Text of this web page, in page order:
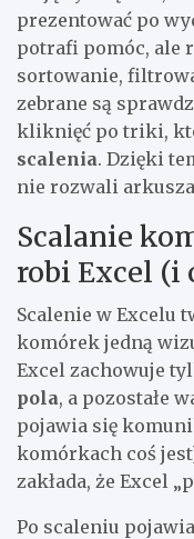
prezentować po
potrafi pomóc, ale
sortowanie,
zebrane są
kliknięć po triki,
scalenia. Dzięki
nie rozwali
Scalanie
robi Excel (i
Scalenie w Excelu
komórek jedną
Excel zachowuje
pola, a pozostałe
pojawia się
komórkach coś
zakłada, że Excel
Po scaleniu